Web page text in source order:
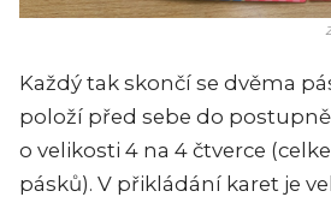
Každý tak skončí se dvěma
položí před sebe do
o velikosti 4 na 4 čtverce
pásků). V přikládání karet je